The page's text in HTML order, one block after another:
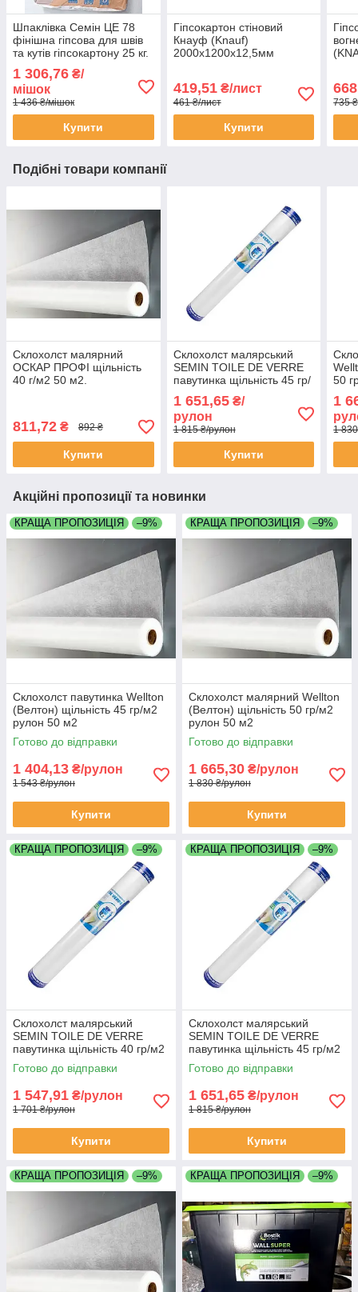
Шпаклівка Семін ЦЕ 78
фінішна гіпсова для швів
та кутів гіпсокартону 25 кг.
1 306,76 ₴/
мішок
1 436 ₴/мішок
Купити
Гіпсокартон стіновий
Кнауф (Knauf)
2000х1200х12,5мм
419,51₴/лист
461 ₴/лист
Купити
735
Подібні товари компанії
Склохолст малярний
ОСКАР ПРОФІ щільність
40 г/м2 50 м2.
811,72 ₴ 892 ₴
Купити
Склохолст малярський
SEMIN TOILE DE VERRE
павутинка щільність 45 гр/
1 651,65₴/
рулон
1 815 ₴/рулон
Купити
50
1
1
Акційні пропозиції та новинки
КРАЩА ПРОПОЗИЦІЯ –9%
Склохолст павутинка Wellton
(Велтон) щільність 45 гр/м2
рулон 50 м2
Готово до відправки
1 404,13 ₴/рулон
1 543 ₴/рулон
Купити
КРАЩА ПРОПОЗИЦІЯ –9%
Склохолст малярний Wellton
(Велтон) щільність 50 гр/м2
рулон 50 м2
Готово до відправки
1 665,30 ₴/рулон
1 830 ₴/рулон
Купити
КРАЩА ПРОПОЗИЦІЯ –9%
Склохолст малярський
SEMIN TOILE DE VERRE
павутинка щільність 40 гр/м2
рулон 50 м2
Готово до відправки
1 547,91 ₴/рулон
1 701 ₴/рулон
Купити
КРАЩА ПРОПОЗИЦІЯ –9%
Склохолст малярський
SEMIN TOILE DE VERRE
павутинка щільність 45 гр/м2
рулон 50 м2
Готово до відправки
1 651,65 ₴/рулон
1 815 ₴/рулон
Купити
КРАЩА ПРОПОЗИЦІЯ –9% КРАЩА ПРОПОЗИЦІЯ –9%